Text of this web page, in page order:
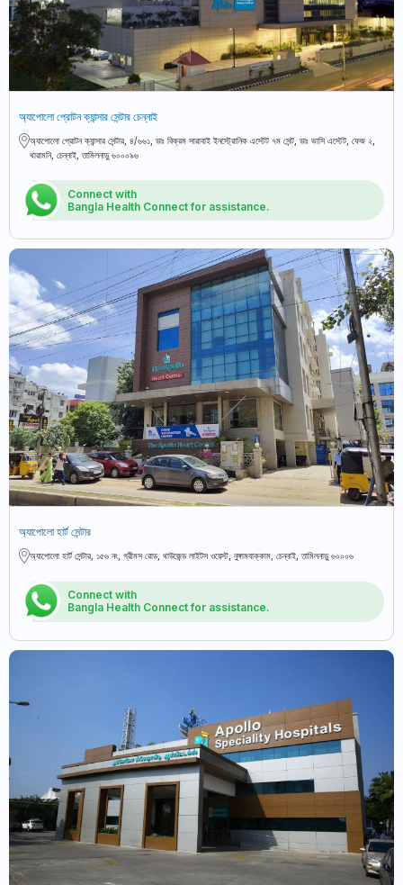
অ্যাপোলো প্রোটন ক্যান্সার সেন্টার চেন্নাই
অ্যাপোলো প্রোটন ক্যান্সার সেন্টার, ৪/৬৬১, ডাঃ বিক্রম সারাবাই ইনস্ট্রোনিক এস্টেট ৭ম সেন্ট, ডাঃ ভাসি এস্টেট, ফেজ ২,
থারামনি, চেন্নাই, তামিলনাড়ু ৬০০০৯৬
Connect with
Bangla Health Connect for assistance.
অ্যাপোলো হার্ট সেন্টার
অ্যাপোলো হার্ট সেন্টার, ১৫৬ নং, গ্রীমস রোড, থাউজেন্ড লাইটস ওয়েস্ট, নুঙ্গামবাক্কাম, চেন্নাই, তামিলনাড়ু ৬০০০৬
Connect with
Bangla Health Connect for assistance.